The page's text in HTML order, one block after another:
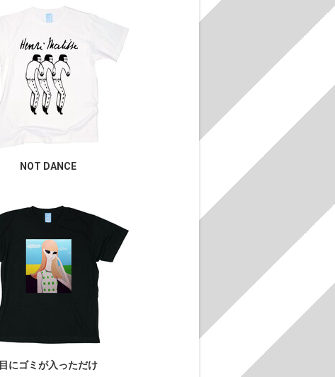
NOT DANCE
目にゴミが入っただけ